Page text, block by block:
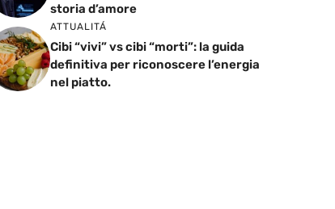
storia d’amore
ATTUALITÁ
Cibi “vivi” vs cibi “morti”: la guida
definitiva per riconoscere l’energia
nel piatto.